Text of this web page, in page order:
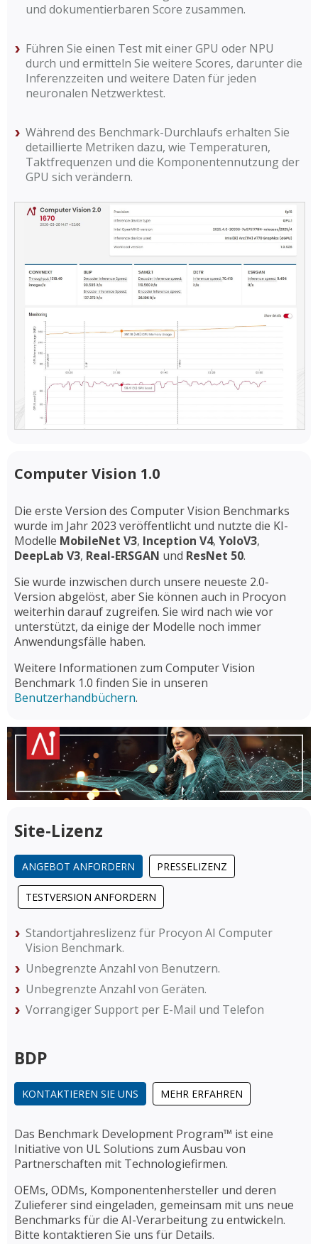
und dokumentierbaren Score zusammen.
Führen Sie einen Test mit einer GPU oder NPU
durch und ermitteln Sie weitere Scores, darunter die
Inferenzzeiten und weitere Daten für jeden
neuronalen Netzwerktest.
Während des Benchmark-Durchlaufs erhalten Sie
detaillierte Metriken dazu, wie Temperaturen,
Taktfrequenzen und die Komponentennutzung der
GPU sich verändern.
Computer Vision 1.0
Die erste Version des Computer Vision Benchmarks
wurde im Jahr 2023 veröffentlicht und nutzte die KI-
Modelle MobileNet V3, Inception V4, YoloV3,
DeepLab V3, Real-ERSGAN und ResNet 50.
Sie wurde inzwischen durch unsere neueste 2.0-
Version abgelöst, aber Sie können auch in Procyon
weiterhin darauf zugreifen. Sie wird nach wie vor
unterstützt, da einige der Modelle noch immer
Anwendungsfälle haben.
Weitere Informationen zum Computer Vision
Benchmark 1.0 finden Sie in unseren
Benutzerhandbüchern.
Site-Lizenz
ANGEBOT ANFORDERN PRESSELIZENZ
TESTVERSION ANFORDERN
Standortjahreslizenz für Procyon AI Computer
Vision Benchmark.
Unbegrenzte Anzahl von Benutzern.
Unbegrenzte Anzahl von Geräten.
Vorrangiger Support per E-Mail und Telefon
BDP
KONTAKTIEREN SIE UNS MEHR ERFAHREN
Das Benchmark Development Program™ ist eine
Initiative von UL Solutions zum Ausbau von
Partnerschaften mit Technologiefirmen.
OEMs, ODMs, Komponentenhersteller und deren
Zulieferer sind eingeladen, gemeinsam mit uns neue
Benchmarks für die AI-Verarbeitung zu entwickeln.
Bitte kontaktieren Sie uns für Details.